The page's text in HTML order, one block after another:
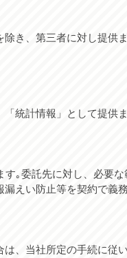
き、第三者に対し提供
統計情報」として提供
｡委託先に対し、必要
えい防止等を契約で義
、当社所定の手続に従